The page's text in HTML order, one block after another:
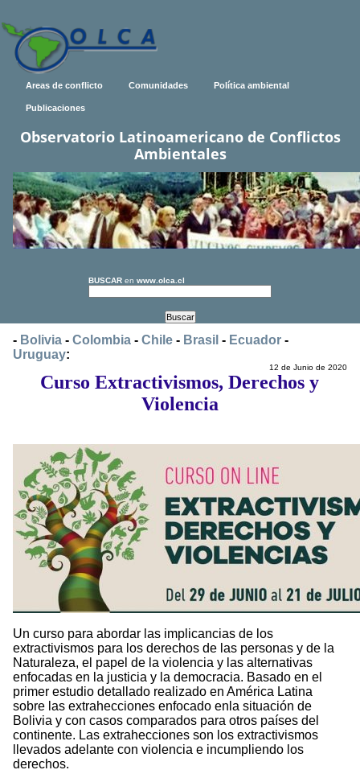
Areas de conflicto Comunidades Política ambiental
Publicaciones
Observatorio Latinoamericano de Conflictos
Ambientales
BUSCAR en www.olca.cl
- Bolivia - Colombia - Chile - Brasil - Ecuador -
Uruguay:
12 de Junio de 2020
Curso Extractivismos, Derechos y
Violencia
Un curso para abordar las implicancias de los
extractivismos para los derechos de las personas y de la
Naturaleza, el papel de la violencia y las alternativas
enfocadas en la justicia y la democracia. Basado en el
primer estudio detallado realizado en América Latina
sobre las extrahecciones enfocado enla situación de
Bolivia y con casos comparados para otros países del
continente. Las extrahecciones son los extractivismos
llevados adelante con violencia e incumpliendo los
derechos.